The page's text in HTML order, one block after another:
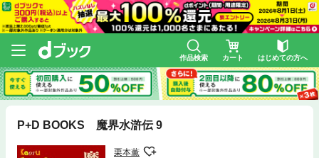
作品検索 カート はじめての方へ
P+D BOOKS 魔界水滸伝 9
栗本薫